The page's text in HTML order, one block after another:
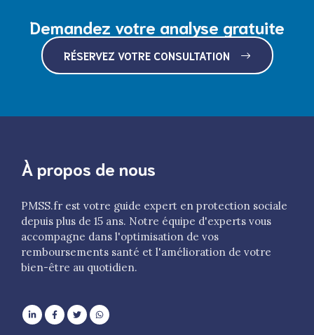
Demandez votre analyse gratuite
RÉSERVEZ VOTRE CONSULTATION
À propos de nous
PMSS.fr est votre guide expert en protection sociale
depuis plus de 15 ans. Notre équipe d'experts vous
accompagne dans l'optimisation de vos
remboursements santé et l'amélioration de votre
bien-être au quotidien.